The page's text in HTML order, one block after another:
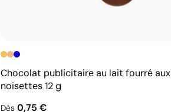
Chocolat publicitaire au lait fourré aux
noisettes 12 g
Dès0,75 €